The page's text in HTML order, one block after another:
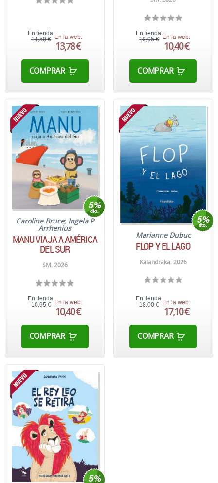
En tienda:
14,50 € En la web:
13,78 €
COMPRAR
En tienda:
10,95 €
En la web:
10,40 €
COMPRAR
Caroline Bruce; Ingela P
Arrhenius
MANU VIAJA A AMÉRICA
DEL SUR
SM. 2026
En tienda:
10,95 € En la web:
10,40 €
COMPRAR
Marianne Dubuc
FLOP Y EL LAGO
Kalandraka. 2026
En tienda:
18,00 €
En la web:
17,10 €
COMPRAR